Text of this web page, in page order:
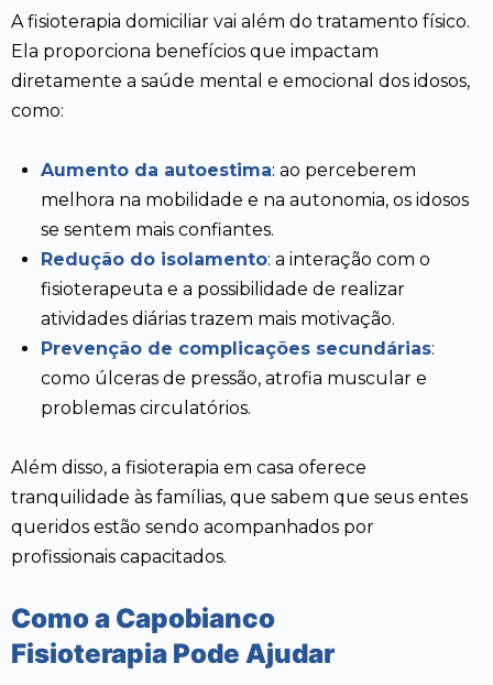
A fisioterapia domiciliar vai além do tratamento físico.
Ela proporciona benefícios que impactam
diretamente a saúde mental e emocional dos idosos,
como:
Aumento da autoestima: ao perceberem
melhora na mobilidade e na autonomia, os idosos
se sentem mais confiantes.
Redução do isolamento: a interação com o
fisioterapeuta e a possibilidade de realizar
atividades diárias trazem mais motivação.
Prevenção de complicações secundárias:
como úlceras de pressão, atrofia muscular e
problemas circulatórios.
Além disso, a fisioterapia em casa oferece
tranquilidade às famílias, que sabem que seus entes
queridos estão sendo acompanhados por
profissionais capacitados.
Como a Capobianco
Fisioterapia Pode Ajudar